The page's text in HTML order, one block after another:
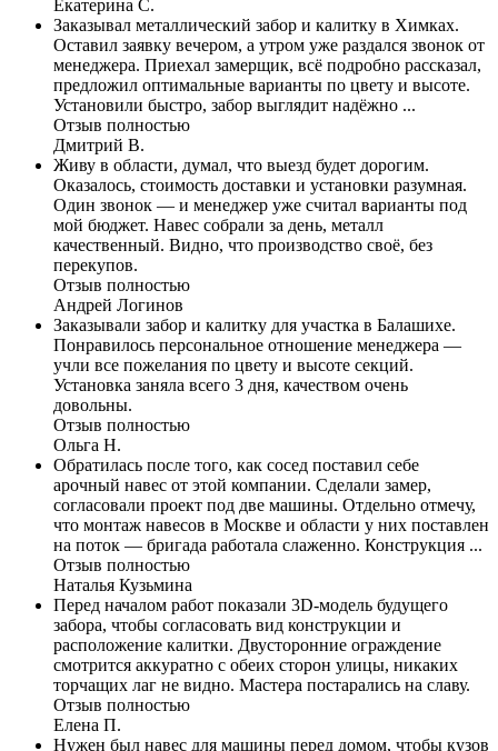
Екатерина С.
Заказывал металлический забор и калитку в Химках.
Оставил заявку вечером, а утром уже раздался звонок от
менеджера. Приехал замерщик, всё подробно рассказал,
предложил оптимальные варианты по цвету и высоте.
Установили быстро, забор выглядит надёжно ...
Отзыв полностью
Дмитрий В.
Живу в области, думал, что выезд будет дорогим.
Оказалось, стоимость доставки и установки разумная.
Один звонок — и менеджер уже считал варианты под
мой бюджет. Навес собрали за день, металл
качественный. Видно, что производство своё, без
перекупов.
Отзыв полностью
Андрей Логинов
Заказывали забор и калитку для участка в Балашихе.
Понравилось персональное отношение менеджера —
учли все пожелания по цвету и высоте секций.
Установка заняла всего 3 дня, качеством очень
довольны.
Отзыв полностью
Ольга Н.
Обратилась после того, как сосед поставил себе
арочный навес от этой компании. Сделали замер,
согласовали проект под две машины. Отдельно отмечу,
что монтаж навесов в Москве и области у них поставлен
на поток — бригада работала слаженно. Конструкция ...
Отзыв полностью
Наталья Кузьмина
Перед началом работ показали 3D-модель будущего
забора, чтобы согласовать вид конструкции и
расположение калитки. Двусторонние ограждение
смотрится аккуратно с обеих сторон улицы, никаких
торчащих лаг не видно. Мастера постарались на славу.
Отзыв полностью
Елена П.
Нужен был навес для машины перед домом, чтобы кузов